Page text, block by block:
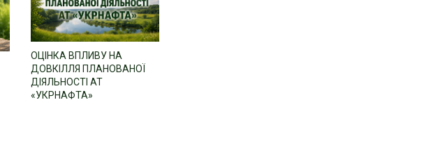
ОЦІНКА ВПЛИВУ НА
ДОВКІЛЛЯ ПЛАНОВАНОЇ
ДІЯЛЬНОСТІ АТ
«УКРНАФТА»